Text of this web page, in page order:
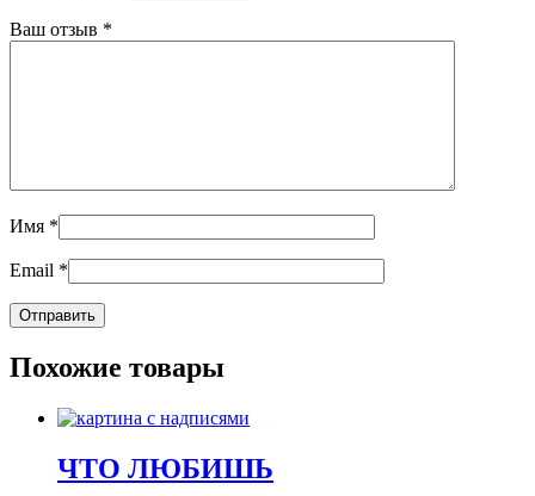
Ваш отзыв *
Имя *
Email *
Похожие товары
ЧТО ЛЮБИШЬ